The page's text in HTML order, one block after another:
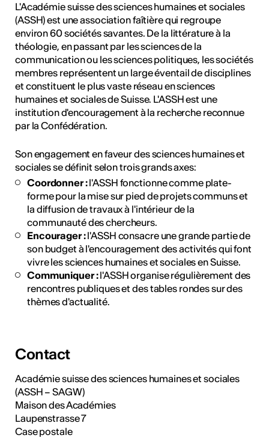
L'Académie suisse des sciences humaines et sociales
(ASSH) est une association faîtière qui regroupe
environ 60 sociétés savantes. De la littérature à la
théologie, en passant par les sciences de la
communication ou les sciences politiques, les sociétés
membres représentent un large éventail de disciplines
et constituent le plus vaste réseau en sciences
humaines et sociales de Suisse. L'ASSH est une
institution d'encouragement à la recherche reconnue
par la Confédération.
Son engagement en faveur des sciences humaines et
sociales se définit selon trois grands axes:
Coordonner :l'ASSH fonctionne comme plate-
forme pour la mise sur pied de projets communs et
la diffusion de travaux à l'intérieur de la
communauté des chercheurs.
Encourager :l'ASSH consacre une grande partie de
son budget à l'encouragement des activités qui font
vivre les sciences humaines et sociales en Suisse.
Communiquer :l'ASSH organise régulièrement des
rencontres publiques et des tables rondes sur des
thèmes d'actualité.
Contact
Académie suisse des sciences humaines et sociales
(ASSH – SAGW)
Maison des Académies
Laupenstrasse 7
Case postale